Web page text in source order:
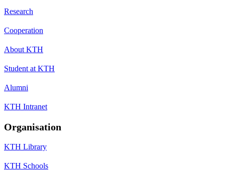
Research
Cooperation
About KTH
Student at KTH
Alumni
KTH Intranet
Organisation
KTH Library
KTH Schools